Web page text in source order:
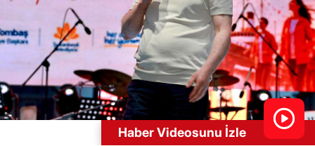
Haber Videosunu İzle